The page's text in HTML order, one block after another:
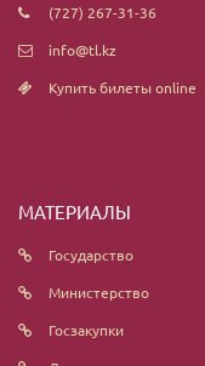
(727) 267-31-36
info@tl.kz
Купить билеты online
МАТЕРИАЛЫ
Государство
Министерство
Госзакупки